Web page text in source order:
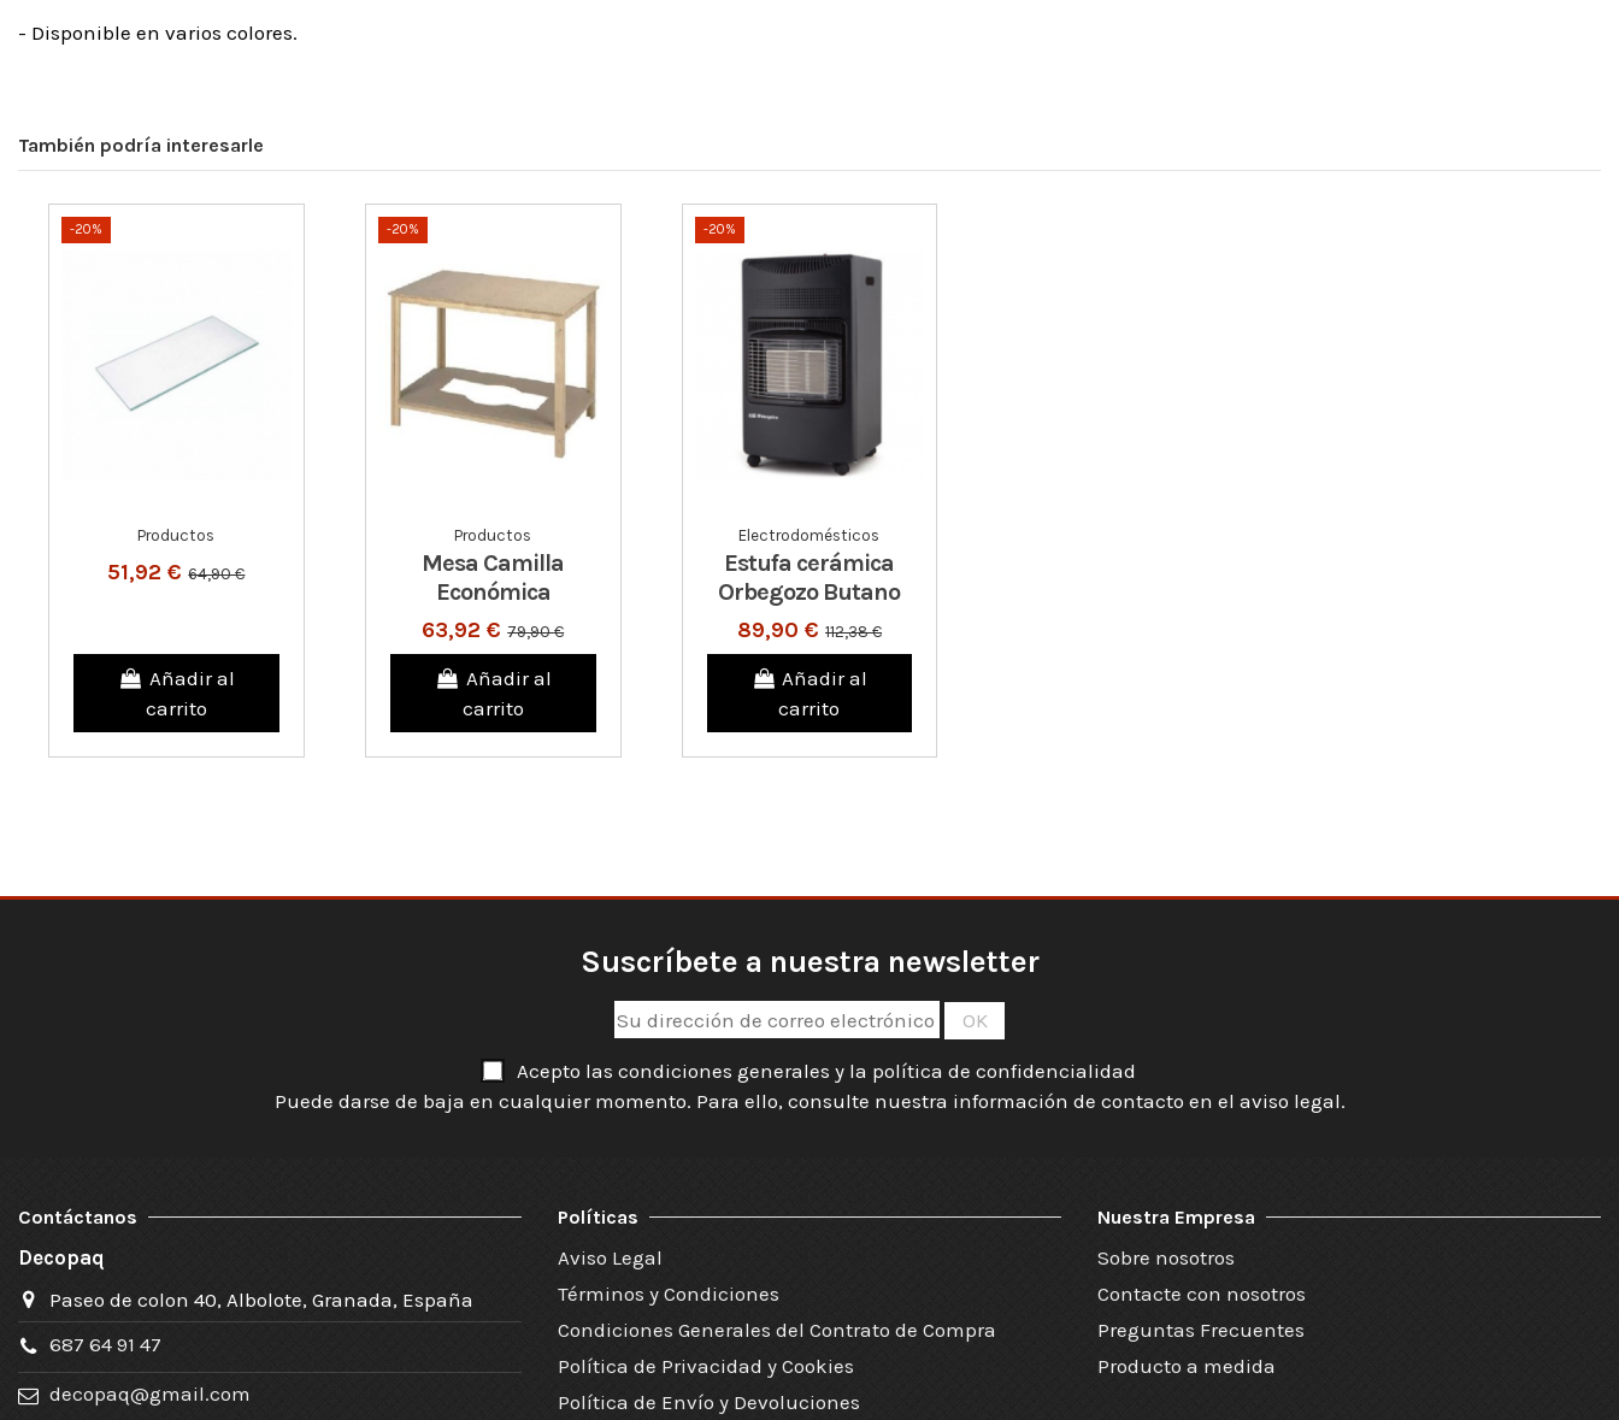
- Disponible en varios colores.
También podría interesarle
-20%
Productos
51,92 €64,90 €
Añadir al
carrito
-20%
Productos
Mesa Camilla
Económica
63,92 €79,90 €
Añadir al
carrito
-20%
Electrodomésticos
Estufa cerámica
Orbegozo Butano
89,90 € 112,38 €
Añadir al
carrito
Suscríbete a nuestra newsletter
Acepto las condiciones generales y la política de confidencialidad
Puede darse de baja en cualquier momento. Para ello, consulte nuestra información de contacto en el aviso legal.
Contáctanos
Decopaq
Paseo de colon 40, Albolote, Granada, España
687 64 91 47
decopaq@gmail.com
Políticas
Aviso Legal
Términos y Condiciones
Condiciones Generales del Contrato de Compra
Política de Privacidad y Cookies
Política de Envío y Devoluciones
Nuestra Empresa
Sobre nosotros
Contacte con nosotros
Preguntas Frecuentes
Producto a medida